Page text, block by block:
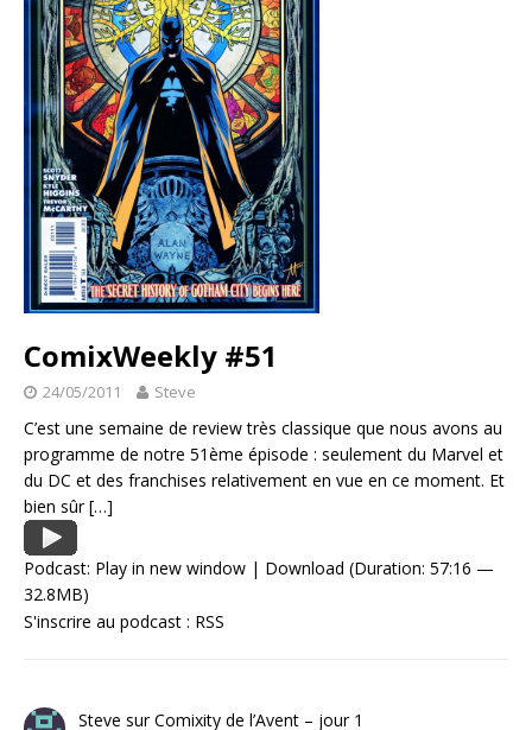
ComixWeekly #51
24/05/2011 Steve
C’est une semaine de review très classique que nous avons au
programme de notre 51ème épisode : seulement du Marvel et
du DC et des franchises relativement en vue en ce moment. Et
bien sûr[…]
Podcast: Play in new window | Download (Duration: 57:16 —
32.8MB)
S'inscrire au podcast : RSS
Steve surComixity de l’Avent – jour 1